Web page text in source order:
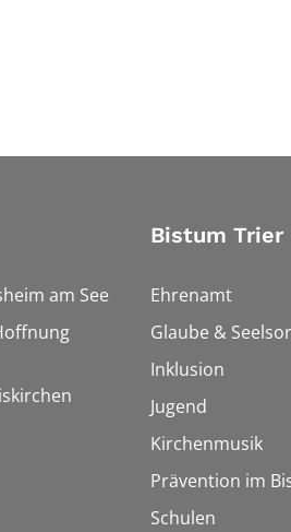
am See
Bistum Trier
Ehrenamt
Glaube &
Inklusion
Jugend
Kirchenmusik
Prävention im
Schulen